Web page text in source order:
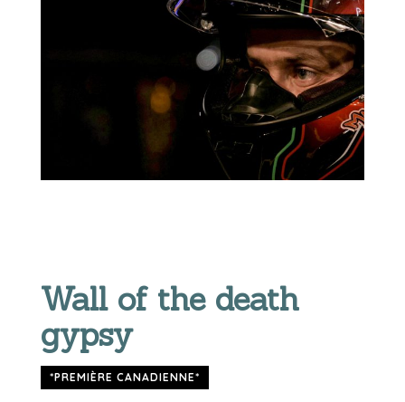
Wall of the death
gypsy
*PREMIÈRE CANADIENNE*